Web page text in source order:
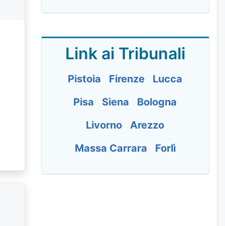
Link ai Tribunali
Pistoia Firenze
Lucca
Pisa
Siena
Bologna
Livorno
Arezzo
Massa Carrara
Forlì